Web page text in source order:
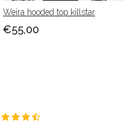
Weira hooded top killstar
€55,00